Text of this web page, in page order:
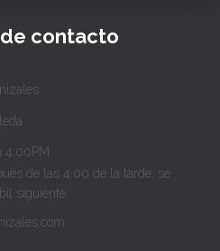
contacto
4:00PM
de las 4:00 de la tarde, se
siguiente.